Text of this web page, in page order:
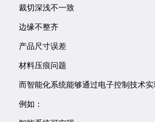
裁切深浅不一致
边缘不整齐
产品尺寸误差
材料压痕问题
而智能化系统能够通过电子控制技术实
例如：